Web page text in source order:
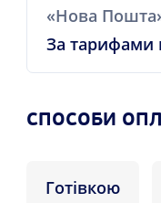
«Нова
За тарифами
СПОСОБИ
Готівкою